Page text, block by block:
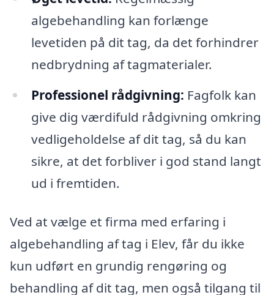
algebehandling kan forlænge
levetiden på dit tag, da det forhindrer
nedbrydning af tagmaterialer.
Professionel rådgivning: Fagfolk kan
give dig værdifuld rådgivning omkring
vedligeholdelse af dit tag, så du kan
sikre, at det forbliver i god stand langt
ud i fremtiden.
Ved at vælge et firma med erfaring i
algebehandling af tag i Elev, får du ikke
kun udført en grundig rengøring og
behandling af dit tag, men også tilgang til